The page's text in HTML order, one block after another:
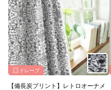
ドレープ
【備長炭プリント】レトロオーナメ